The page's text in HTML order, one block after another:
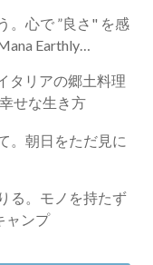
。心で ”良さ" を感
Earthly
タリアの郷土料理
せな生き方
。朝日をただ見に
る。モノを持たず
ャンプ